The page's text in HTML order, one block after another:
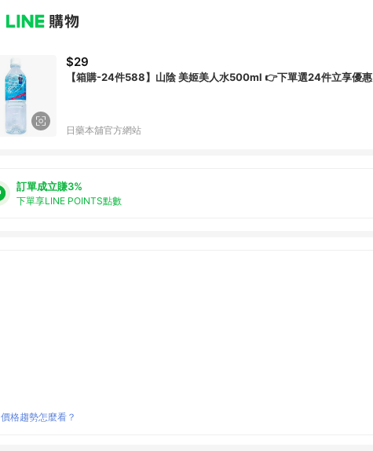
$29
【箱購-24件588】山陰 美姬美人水500ml 👉下單選24件立享優惠
日藥本舖官方網站
訂單成立賺3%
下單享LINE POINTS點數
價格趨勢怎麼看？